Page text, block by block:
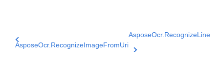
AsposeOcr.RecognizeImageFromUri
AsposeOcr.RecognizeLine